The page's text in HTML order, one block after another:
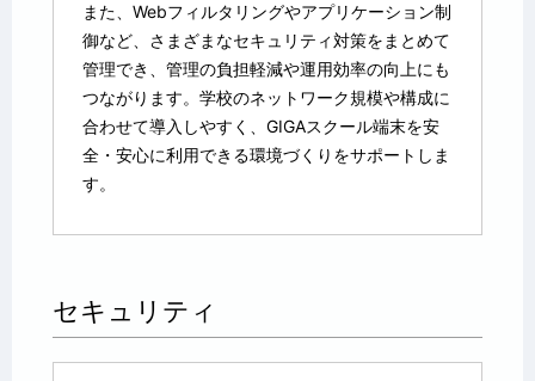
また、Webフィルタリングやアプリケーション制
御など、さまざまなセキュリティ対策をまとめて
管理でき、管理の負担軽減や運用効率の向上にも
つながります。学校のネットワーク規模や構成に
合わせて導入しやすく、GIGAスクール端末を安
全・安心に利用できる環境づくりをサポートしま
す。
セキュリティ